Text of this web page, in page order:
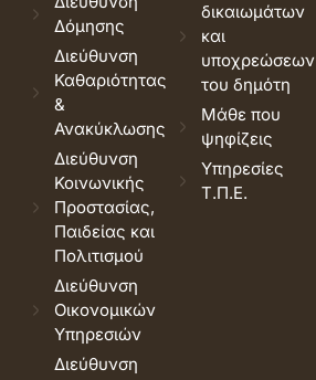
Δόμησης
Διεύθυνση
Καθαριότητας
&
Ανακύκλωσης
Διεύθυνση
Κοινωνικής
Προστασίας,
Παιδείας και
Πολιτισμού
Διεύθυνση
Οικονομικών
Υπηρεσιών
Διεύθυνση
δικαιωμάτων
και
υποχρεώσεων
του δημότη
Μάθε που
ψηφίζεις
Υπηρεσίες
Τ.Π.Ε.